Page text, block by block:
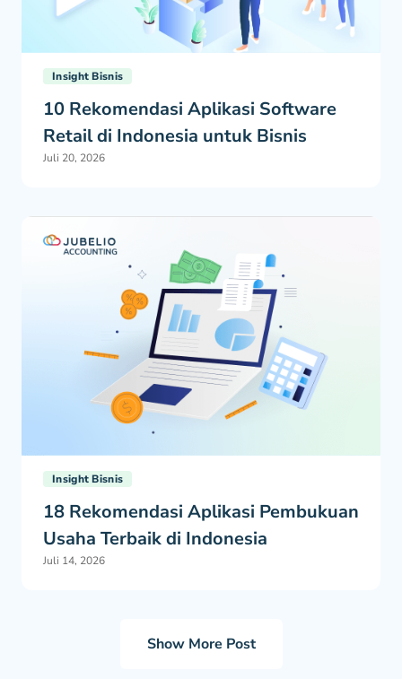
Insight Bisnis
10 Rekomendasi Aplikasi Software
Retail di Indonesia untuk Bisnis
Juli 20, 2026
Insight Bisnis
18 Rekomendasi Aplikasi Pembukuan
Usaha Terbaik di Indonesia
Juli 14, 2026
Show More Post